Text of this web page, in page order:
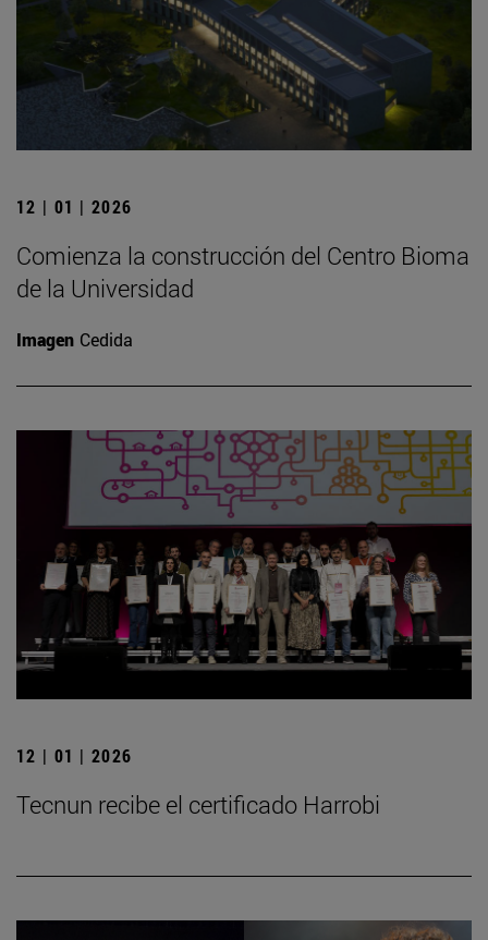
12 | 01 | 2026
Comienza la construcción del Centro Bioma
de la Universidad
Imagen Cedida
12 | 01 | 2026
Tecnun recibe el certificado Harrobi